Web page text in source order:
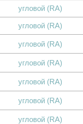
угловой (RA)
угловой (RA)
угловой (RA)
угловой (RA)
угловой (RA)
угловой (RA)
угловой (RA)